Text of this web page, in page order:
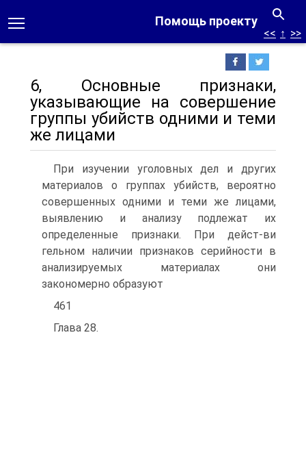
Помощь проекту
<< ↑ >>
6, Основные признаки,
указывающие на совершение
группы убийств одними и теми
же лицами
При изучении уголовных дел и других
материалов о группах убийств, вероятно
совершенных одними и теми же лицами,
выявлению и анализу подлежат их
определенные признаки. При дейст-ви
гельном наличии признаков серийности в
анализируемых материалах они
закономерно образуют
461
Глава 28.